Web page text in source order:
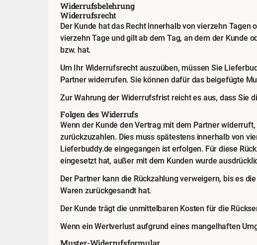
Widerrufsbelehrung
Widerrufsrecht
Der Kunde hat das Recht innerhalb von vierzehn
vierzehn Tage und gilt ab dem Tag, an dem der Kunde
bzw. hat.
Um Ihr Widerrufsrecht auszuüben, müssen Sie
Partner widerrufen. Sie können dafür das beigefügte
Zur Wahrung der Widerrufsfrist reicht es aus, dass Sie
Folgen des Widerrufs
Wenn der Kunde den Vertrag mit dem Partner
zurückzuzahlen. Dies muss spätestens innerhalb von
Lieferbuddy.de eingegangen ist erfolgen. Für diese
eingesetzt hat, außer mit dem Kunden wurde
Der Partner kann die Rückzahlung verweigern, bis es
Waren zurückgesandt hat.
Der Kunde trägt die unmittelbaren Kosten für die
Wenn ein Wertverlust aufgrund eines mangelhaften